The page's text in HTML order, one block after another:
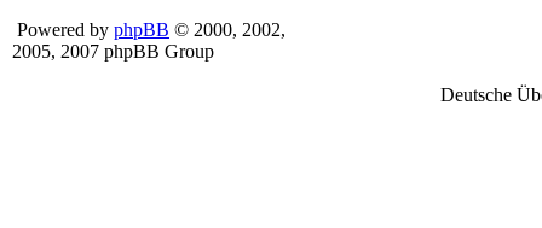
Powered by phpBB © 2000, 2002,
2005, 2007 phpBB Group
Deutsche